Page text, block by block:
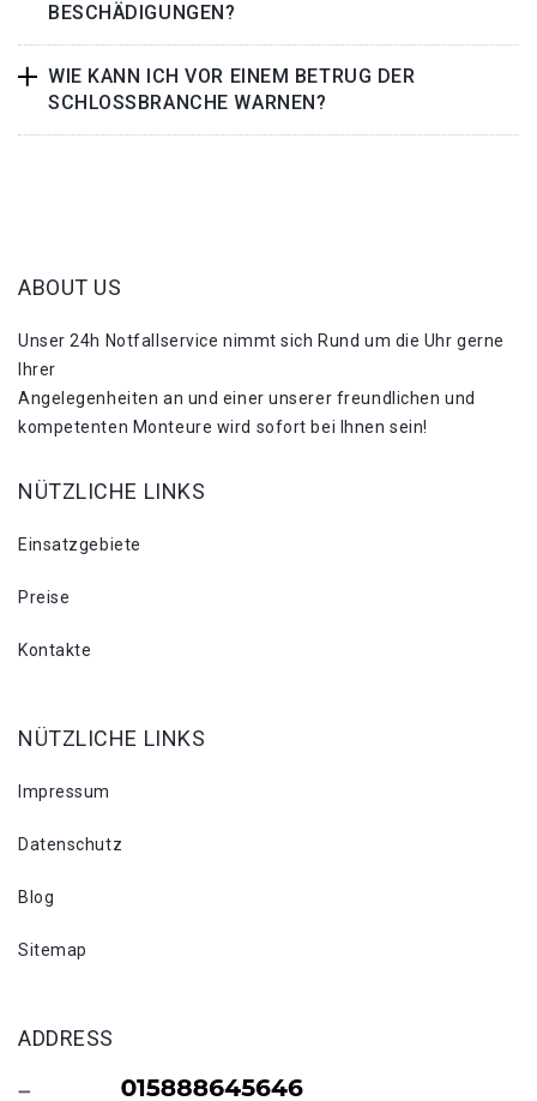
BESCHÄDIGUNGEN?
WIE KANN ICH VOR EINEM BETRUG DER
SCHLOSSBRANCHE WARNEN?
ABOUT US
Unser 24h Notfallservice nimmt sich Rund um die Uhr gerne
Ihrer
Angelegenheiten an und einer unserer freundlichen und
kompetenten Monteure wird sofort bei Ihnen sein!
NÜTZLICHE LINKS
Einsatzgebiete
Preise
Kontakte
NÜTZLICHE LINKS
Impressum
Datenschutz
Blog
Sitemap
ADDRESS